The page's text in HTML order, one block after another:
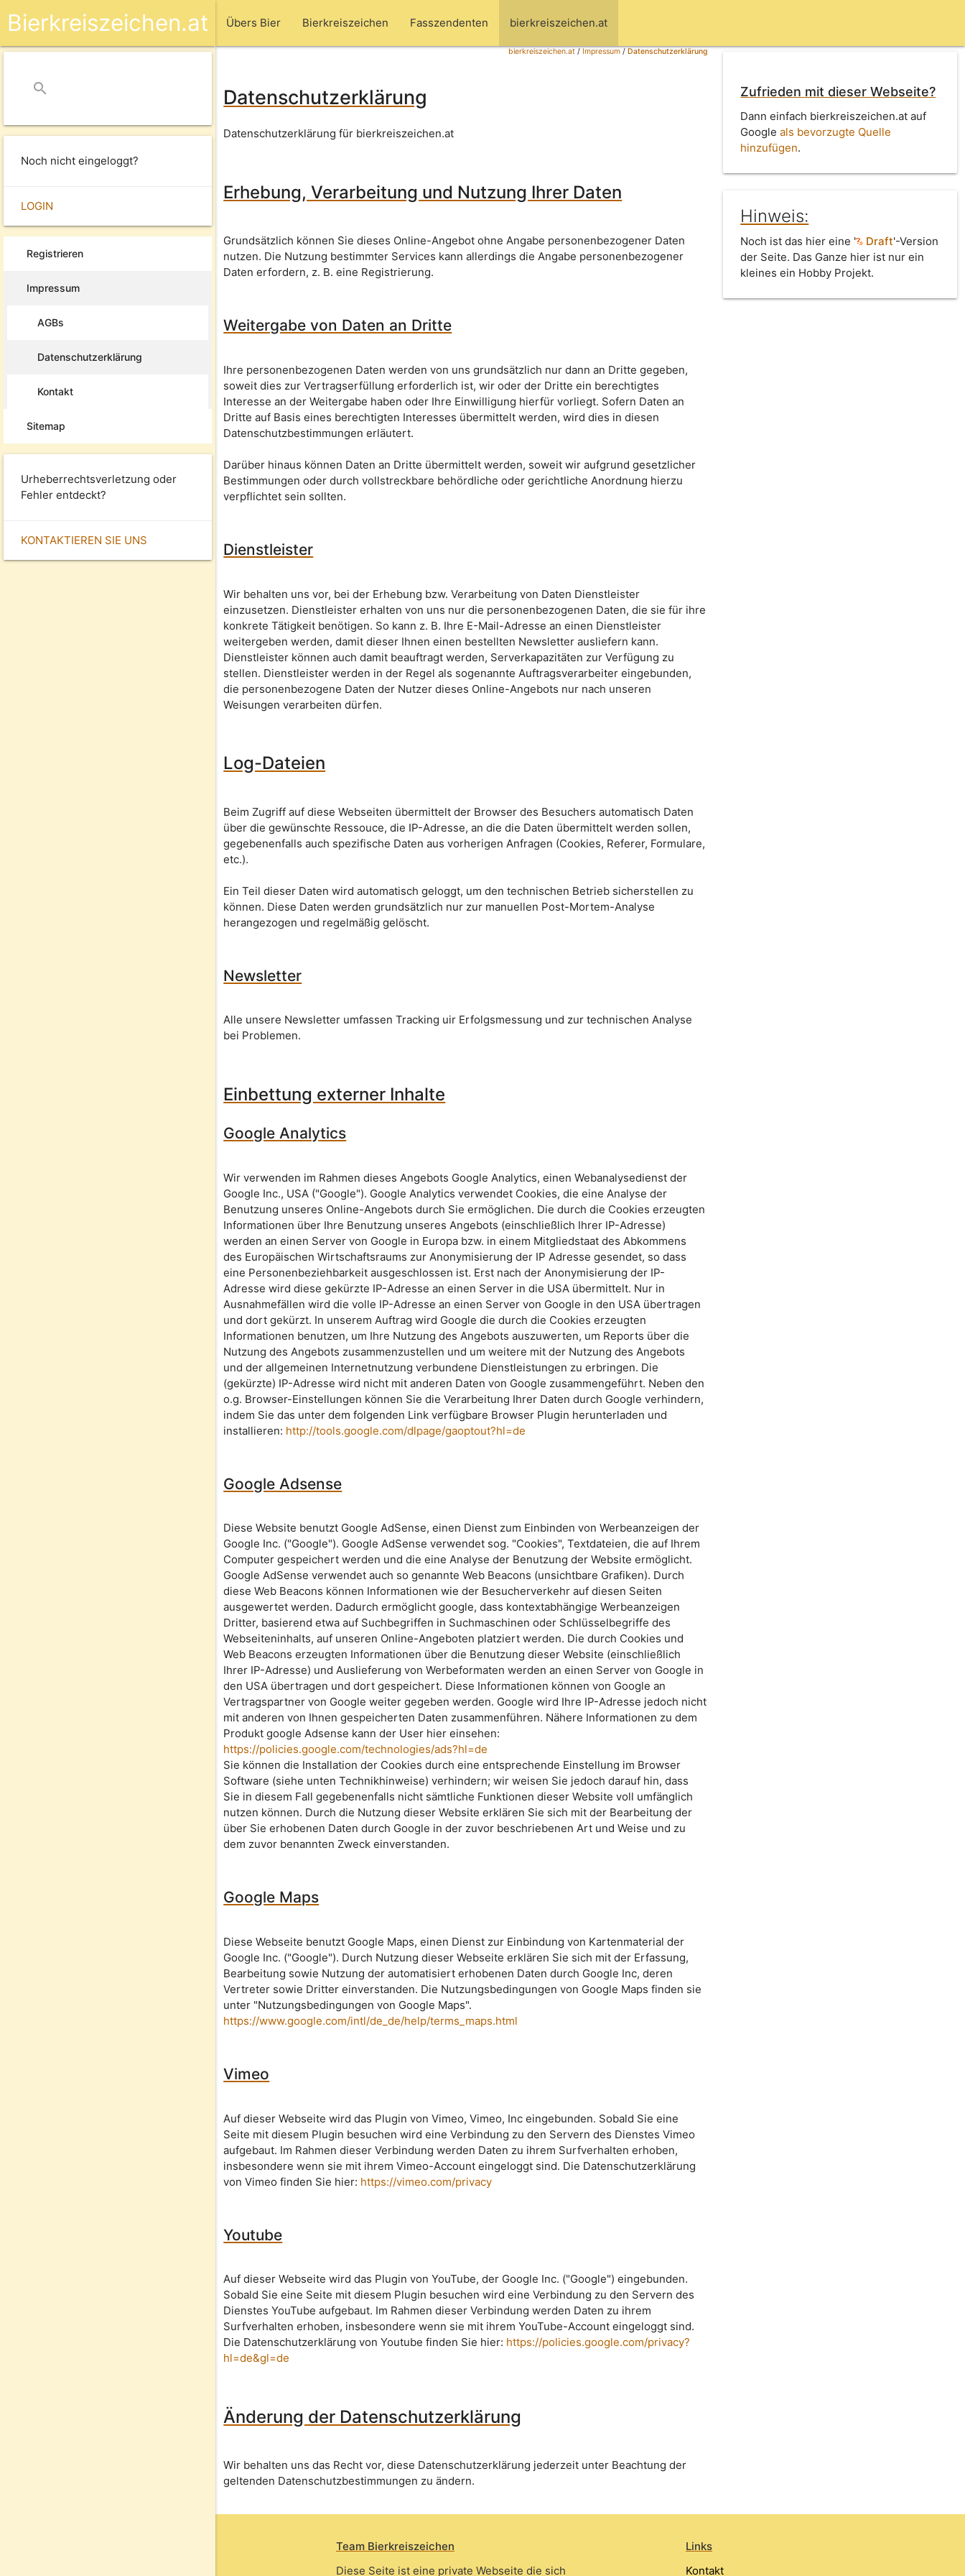
Übers Bier Bierkreiszeichen Fasszendenten bierkreiszeichen.at
Bierkreiszeichen.at
search
Noch nicht eingeloggt?
LOGIN
Registrieren
Impressum
AGBs
Datenschutzerklärung
Kontakt
Sitemap
Urheberrechtsverletzung oder
Fehler entdeckt?
KONTAKTIEREN SIE UNS
bierkreiszeichen.at/Impressum/Datenschutzerklärung
Datenschutzerklärung
Datenschutzerklärung für bierkreiszeichen.at
Erhebung, Verarbeitung und Nutzung Ihrer Daten
Grundsätzlich können Sie dieses Online-Angebot ohne Angabe personenbezogener Daten
nutzen. Die Nutzung bestimmter Services kann allerdings die Angabe personenbezogener
Daten erfordern, z. B. eine Registrierung.
Weitergabe von Daten an Dritte
Ihre personenbezogenen Daten werden von uns grundsätzlich nur dann an Dritte gegeben,
soweit dies zur Vertragserfüllung erforderlich ist, wir oder der Dritte ein berechtigtes
Interesse an der Weitergabe haben oder Ihre Einwilligung hierfür vorliegt. Sofern Daten an
Dritte auf Basis eines berechtigten Interesses übermittelt werden, wird dies in diesen
Datenschutzbestimmungen erläutert.
Darüber hinaus können Daten an Dritte übermittelt werden, soweit wir aufgrund gesetzlicher
Bestimmungen oder durch vollstreckbare behördliche oder gerichtliche Anordnung hierzu
verpflichtet sein sollten.
Dienstleister
Wir behalten uns vor, bei der Erhebung bzw. Verarbeitung von Daten Dienstleister
einzusetzen. Dienstleister erhalten von uns nur die personenbezogenen Daten, die sie für ihre
konkrete Tätigkeit benötigen. So kann z. B. Ihre E-Mail-Adresse an einen Dienstleister
weitergeben werden, damit dieser Ihnen einen bestellten Newsletter ausliefern kann.
Dienstleister können auch damit beauftragt werden, Serverkapazitäten zur Verfügung zu
stellen. Dienstleister werden in der Regel als sogenannte Auftragsverarbeiter eingebunden,
die personenbezogene Daten der Nutzer dieses Online-Angebots nur nach unseren
Weisungen verarbeiten dürfen.
Log-Dateien
Beim Zugriff auf diese Webseiten übermittelt der Browser des Besuchers automatisch Daten
über die gewünschte Ressouce, die IP-Adresse, an die die Daten übermittelt werden sollen,
gegebenenfalls auch spezifische Daten aus vorherigen Anfragen (Cookies, Referer, Formulare,
etc.).
Ein Teil dieser Daten wird automatisch geloggt, um den technischen Betrieb sicherstellen zu
können. Diese Daten werden grundsätzlich nur zur manuellen Post-Mortem-Analyse
herangezogen und regelmäßig gelöscht.
Newsletter
Alle unsere Newsletter umfassen Tracking uir Erfolgsmessung und zur technischen Analyse
bei Problemen.
Einbettung externer Inhalte
Google Analytics
Wir verwenden im Rahmen dieses Angebots Google Analytics, einen Webanalysedienst der
Google Inc., USA ("Google"). Google Analytics verwendet Cookies, die eine Analyse der
Benutzung unseres Online-Angebots durch Sie ermöglichen. Die durch die Cookies erzeugten
Informationen über Ihre Benutzung unseres Angebots (einschließlich Ihrer IP-Adresse)
werden an einen Server von Google in Europa bzw. in einem Mitgliedstaat des Abkommens
des Europäischen Wirtschaftsraums zur Anonymisierung der IP Adresse gesendet, so dass
eine Personenbeziehbarkeit ausgeschlossen ist. Erst nach der Anonymisierung der IP-
Adresse wird diese gekürzte IP-Adresse an einen Server in die USA übermittelt. Nur in
Ausnahmefällen wird die volle IP-Adresse an einen Server von Google in den USA übertragen
und dort gekürzt. In unserem Auftrag wird Google die durch die Cookies erzeugten
Informationen benutzen, um Ihre Nutzung des Angebots auszuwerten, um Reports über die
Nutzung des Angebots zusammenzustellen und um weitere mit der Nutzung des Angebots
und der allgemeinen Internetnutzung verbundene Dienstleistungen zu erbringen. Die
(gekürzte) IP-Adresse wird nicht mit anderen Daten von Google zusammengeführt. Neben den
o.g. Browser-Einstellungen können Sie die Verarbeitung Ihrer Daten durch Google verhindern,
indem Sie das unter dem folgenden Link verfügbare Browser Plugin herunterladen und
installieren: http://tools.google.com/dlpage/gaoptout?hl=de
Google Adsense
Diese Website benutzt Google AdSense, einen Dienst zum Einbinden von Werbeanzeigen der
Google Inc. ("Google"). Google AdSense verwendet sog. "Cookies", Textdateien, die auf Ihrem
Computer gespeichert werden und die eine Analyse der Benutzung der Website ermöglicht.
Google AdSense verwendet auch so genannte Web Beacons (unsichtbare Grafiken). Durch
diese Web Beacons können Informationen wie der Besucherverkehr auf diesen Seiten
ausgewertet werden. Dadurch ermöglicht google, dass kontextabhängige Werbeanzeigen
Dritter, basierend etwa auf Suchbegriffen in Suchmaschinen oder Schlüsselbegriffe des
Webseiteninhalts, auf unseren Online-Angeboten platziert werden. Die durch Cookies und
Web Beacons erzeugten Informationen über die Benutzung dieser Website (einschließlich
Ihrer IP-Adresse) und Auslieferung von Werbeformaten werden an einen Server von Google in
den USA übertragen und dort gespeichert. Diese Informationen können von Google an
Vertragspartner von Google weiter gegeben werden. Google wird Ihre IP-Adresse jedoch nicht
mit anderen von Ihnen gespeicherten Daten zusammenführen. Nähere Informationen zu dem
Produkt google Adsense kann der User hier einsehen:
https://policies.google.com/technologies/ads?hl=de
Sie können die Installation der Cookies durch eine entsprechende Einstellung im Browser
Software (siehe unten Technikhinweise) verhindern; wir weisen Sie jedoch darauf hin, dass
Sie in diesem Fall gegebenenfalls nicht sämtliche Funktionen dieser Website voll umfänglich
nutzen können. Durch die Nutzung dieser Website erklären Sie sich mit der Bearbeitung der
über Sie erhobenen Daten durch Google in der zuvor beschriebenen Art und Weise und zu
dem zuvor benannten Zweck einverstanden.
Google Maps
Diese Webseite benutzt Google Maps, einen Dienst zur Einbindung von Kartenmaterial der
Google Inc. ("Google"). Durch Nutzung dieser Webseite erklären Sie sich mit der Erfassung,
Bearbeitung sowie Nutzung der automatisiert erhobenen Daten durch Google Inc, deren
Vertreter sowie Dritter einverstanden. Die Nutzungsbedingungen von Google Maps finden sie
unter "Nutzungsbedingungen von Google Maps".
https://www.google.com/intl/de_de/help/terms_maps.html
Vimeo
Auf dieser Webseite wird das Plugin von Vimeo, Vimeo, Inc eingebunden. Sobald Sie eine
Seite mit diesem Plugin besuchen wird eine Verbindung zu den Servern des Dienstes Vimeo
aufgebaut. Im Rahmen dieser Verbindung werden Daten zu ihrem Surfverhalten erhoben,
insbesondere wenn sie mit ihrem Vimeo-Account eingeloggt sind. Die Datenschutzerklärung
von Vimeo finden Sie hier: https://vimeo.com/privacy
Youtube
Auf dieser Webseite wird das Plugin von YouTube, der Google Inc. ("Google") eingebunden.
Sobald Sie eine Seite mit diesem Plugin besuchen wird eine Verbindung zu den Servern des
Dienstes YouTube aufgebaut. Im Rahmen dieser Verbindung werden Daten zu ihrem
Surfverhalten erhoben, insbesondere wenn sie mit ihrem YouTube-Account eingeloggt sind.
Die Datenschutzerklärung von Youtube finden Sie hier: https://policies.google.com/privacy?
hl=de&gl=de
Änderung der Datenschutzerklärung
Wir behalten uns das Recht vor, diese Datenschutzerklärung jederzeit unter Beachtung der
geltenden Datenschutzbestimmungen zu ändern.
Zufrieden mit dieser Webseite?
Dann einfach bierkreiszeichen.at auf
Googleals bevorzugte Quelle
hinzufügen.
Hinweis:
Noch ist das hier eine ' Draft'-Version
der Seite. Das Ganze hier ist nur ein
kleines ein Hobby Projekt.
Team Bierkreiszeichen
Diese Seite ist eine private Webseite die sich
Links
Kontakt